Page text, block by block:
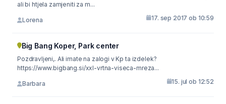
ali bi htjela zamjeniti za m...
Lorena 17. sep 2017 ob 10:59
Big Bang Koper, Park center
Pozdravljeni,. Ali imate na zalogi v Kp ta izdelek?
https://www.bigbang.si/xxl-vrtna-viseca-mreza...
Barbara 15. jul ob 12:52